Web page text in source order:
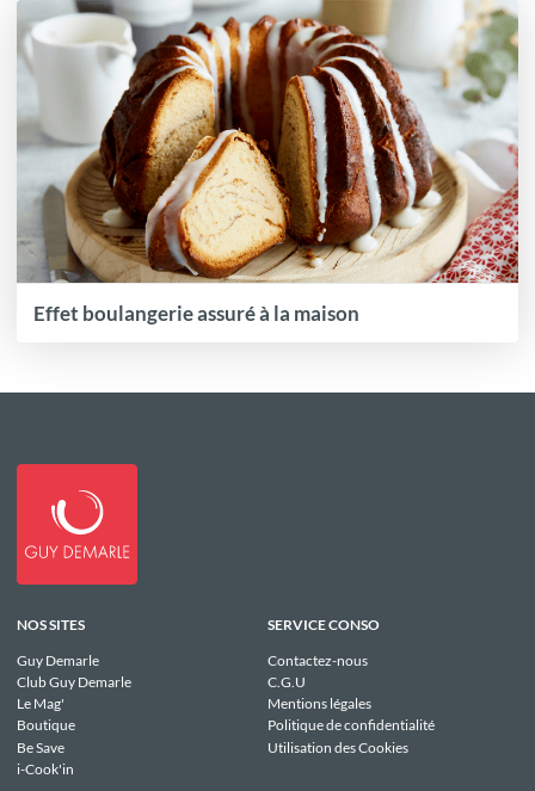
Effet boulangerie assuré à la maison
NOS SITES
Guy Demarle
Club Guy Demarle
Le Mag'
Boutique
Be Save
i-Cook'in
SERVICE CONSO
Contactez-nous
C.G.U
Mentions légales
Politique de confidentialité
Utilisation des Cookies